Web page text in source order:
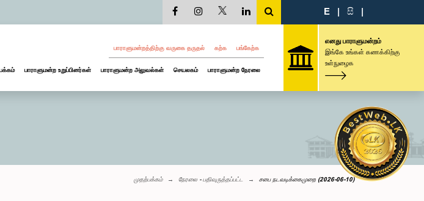
E | සි |
பாராளுமன்றத்திற்கு வருகை தருதல் கற்க பங்கேற்க
பாராளுமன்ற உறுப்பினர்கள் பாராளுமன்ற அலுவல்கள் செயலகம் பாராளுமன்ற நேரலை
எனது பாராளுமன்றம்
இங்கே உங்கள் கணக்கிற்கு
உள்நுழைக
முதற்பக்கம் நேரலை - பதிவுருத்தப்பட்ட சபை நடவடிக்கைமுறை (2026-06-10)